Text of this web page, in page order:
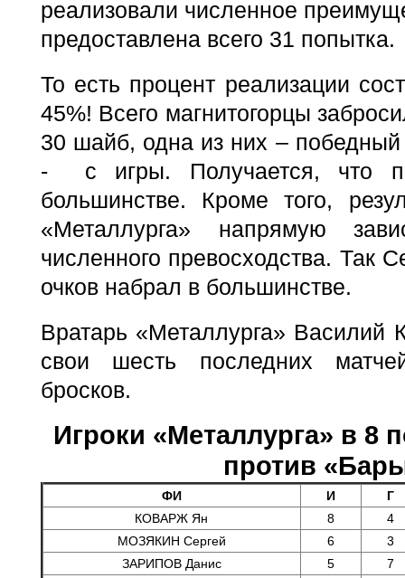
реализовали численное
предоставлена всего 31 попытка.
То есть процент реализации
45%! Всего магнитогорцы
30 шайб, одна из них – победный
- с игры. Получается, что
большинстве. Кроме того,
«Металлурга» напрямую
численного превосходства. Так
очков набрал в большинстве.
Вратарь «Металлурга» Василий
свои шесть последних
бросков.
Игроки «Металлурга» в 8
против
ФИ И
Г
КОВАРЖ Ян
8
4
МОЗЯКИН Сергей
6
3
ЗАРИПОВ Данис
5
7